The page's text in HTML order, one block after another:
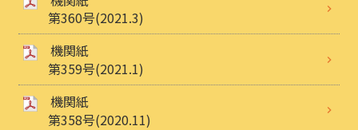
第360号(2021.3)
機関紙
第359号(2021.1)
機関紙
第358号(2020.11)